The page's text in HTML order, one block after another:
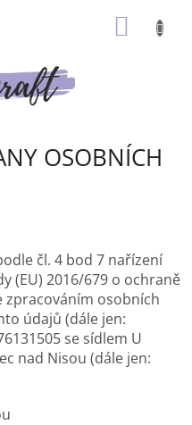
OSOBNÍCH
čl. 4 bod 7 nařízení
(EU) 2016/679 o ochraně
zpracováním osobních
údajů (dále jen:
se sídlem U
nad Nisou (dále jen: